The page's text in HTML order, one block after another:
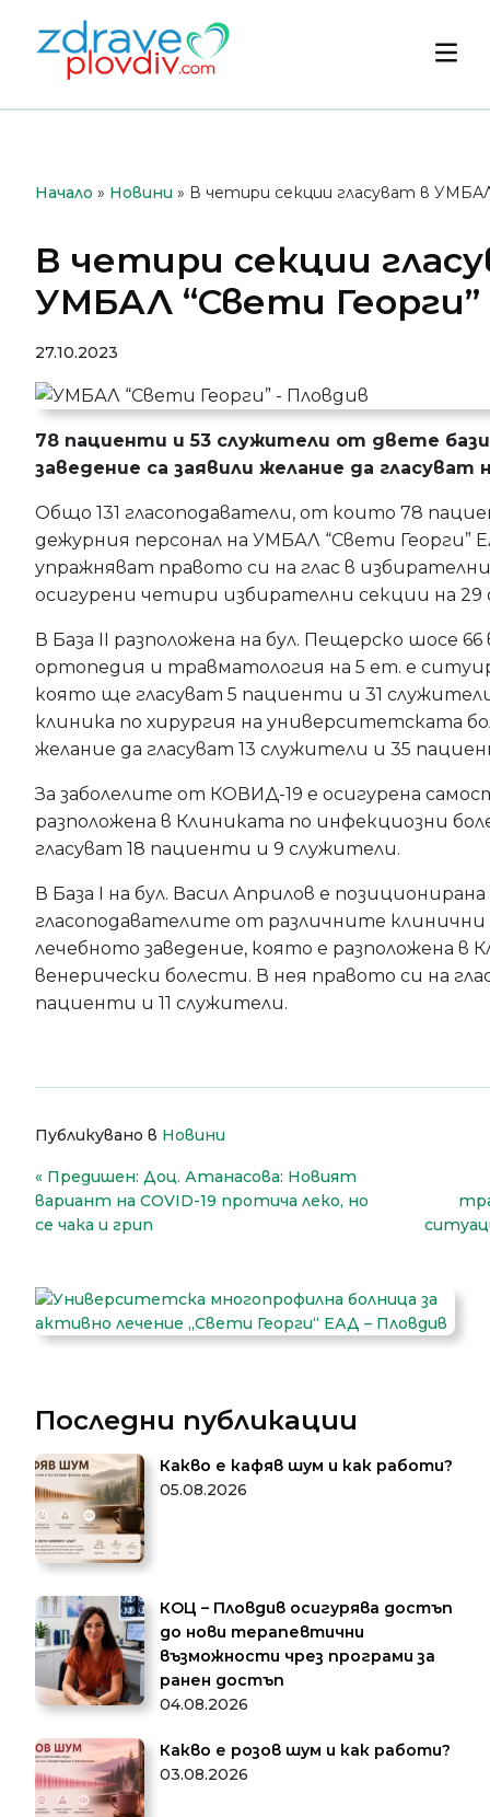
съдържанието
Начало » Новини » В четири секции гласуват в
В четири секции
УМБАЛ “Свети Георги”
27.10.2023
78 пациенти и 53 служители от двете
заведение са заявили желание да гласуват
Общо 131 гласоподаватели, от които 78
дежурния персонал на УМБАЛ “Свети Георги”
упражняват правото си на глас в
осигурени четири избирателни секции на 29
В База II разположена на бул. Пещерско шосе
ортопедия и травматология на 5 ет. е
която ще гласуват 5 пациенти и 31
клиника по хирургия на университетската
желание да гласуват 13 служители и 35
За заболелите от КОВИД-19 е осигурена
разположена в Клиниката по инфекциозни
гласуват 18 пациенти и 9 служители.
В База I на бул. Васил Априлов е позиционирана
гласоподавателите от различните
лечебното заведение, която е разположена в
венерически болести. В нея правото си на
пациенти и 11 служители.
Публикувано в Новини
Навигация
Предишен: Доц. Атанасова: Новият
вариант на COVID-19 протича леко, но
се чака и грип
Последни публикации
Какво е кафяв шум и как работи?
05.08.2026
КОЦ – Пловдив осигурява достъп
до нови терапевтични
възможности чрез програми за
ранен достъп
04.08.2026
Какво е розов шум и как работи?
03.08.2026